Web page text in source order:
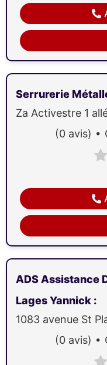
Serrurerie
Za Activestre 1
(0 avis)
ADS Assistance
Lages Yannick :
1083 avenue St
(0 avis)